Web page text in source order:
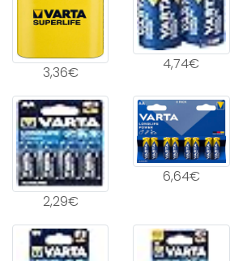
3,36€ 4,74€
2,29€
6,64€